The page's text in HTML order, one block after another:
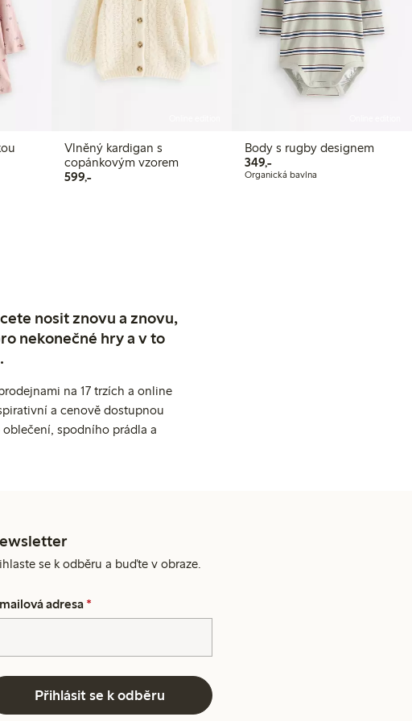
Vlněný kardigan s
copánkovým vzorem
599,-599,00 Kč
Body s rugby designem
349,-349,00 Kč
Organická bavlna
nosit znovu a znovu,
nekonečné hry a v to
na 17 trzích a online
a cenově dostupnou
spodního prádla a
se k odběru a buďte v obraze.
adresa *
Přihlásit se k odběru